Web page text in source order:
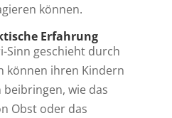
können.
Erfahrung
Sinn geschieht durch
können ihren Kindern
wie das
Obst oder das